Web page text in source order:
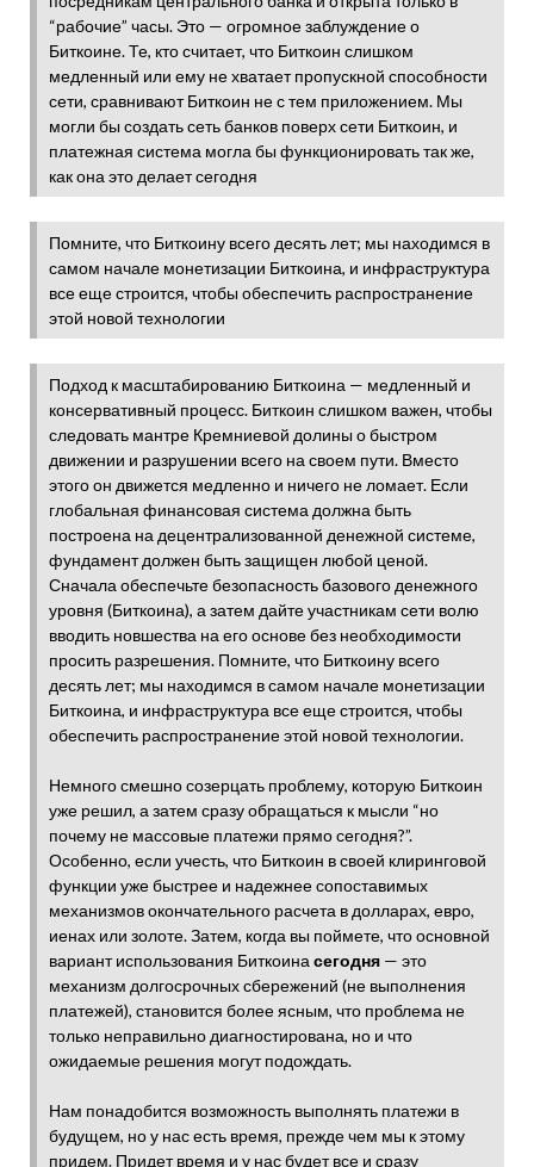
“рабочие” часы. Это — огромное заблуждение о
Биткоине. Те, кто считает, что Биткоин слишком
медленный или ему не хватает пропускной способности
сети, сравнивают Биткоин не с тем приложением. Мы
могли бы создать сеть банков поверх сети Биткоин, и
платежная система могла бы функционировать так же,
как она это делает сегодня
Помните, что Биткоину всего десять лет; мы находимся в
самом начале монетизации Биткоина, и инфраструктура
все еще строится, чтобы обеспечить распространение
этой новой технологии
Подход к масштабированию Биткоина — медленный и
консервативный процесс. Биткоин слишком важен, чтобы
следовать мантре Кремниевой долины о быстром
движении и разрушении всего на своем пути. Вместо
этого он движется медленно и ничего не ломает. Если
глобальная финансовая система должна быть
построена на децентрализованной денежной системе,
фундамент должен быть защищен любой ценой.
Сначала обеспечьте безопасность базового денежного
уровня (Биткоина), а затем дайте участникам сети волю
вводить новшества на его основе без необходимости
просить разрешения. Помните, что Биткоину всего
десять лет; мы находимся в самом начале монетизации
Биткоина, и инфраструктура все еще строится, чтобы
обеспечить распространение этой новой технологии.
Немного смешно созерцать проблему, которую Биткоин
уже решил, а затем сразу обращаться к мысли “но
почему не массовые платежи прямо сегодня?”.
Особенно, если учесть, что Биткоин в своей клиринговой
функции уже быстрее и надежнее сопоставимых
механизмов окончательного расчета в долларах, евро,
иенах или золоте. Затем, когда вы поймете, что основной
вариант использования Биткоина сегодня — это
механизм долгосрочных сбережений (не выполнения
платежей), становится более ясным, что проблема не
только неправильно диагностирована, но и что
ожидаемые решения могут подождать.
Нам понадобится возможность выполнять платежи в
будущем, но у нас есть время, прежде чем мы к этому
придем. Придет время и у нас будет все и сразу